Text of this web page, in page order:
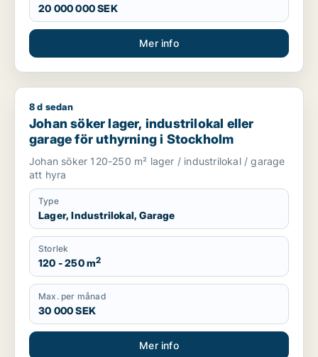
20 000 000 SEK
Mer info
Johan söker lager, industrilokal eller garage för uthyrning i
8 d sedan
Johan söker lager, industrilokal eller
garage för uthyrning i Stockholm
Johan söker 120-250 m² lager / industrilokal / garage
att hyra
Type
Lager, Industrilokal, Garage
Storlek
120 - 250 m2
Max. per månad
30 000 SEK
Mer info